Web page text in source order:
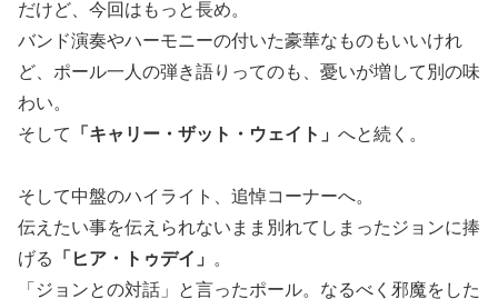
だけど、今回はもっと長め。
バンド演奏やハーモニーの付いた豪華なものもいいけれ
ど、ポール一人の弾き語りってのも、憂いが増して別の味
わい。
そして
「キャリー・ザット・ウェイト」 へと続く。
そして中盤のハイライト、追悼コーナーへ。
伝えたい事を伝えられないまま別れてしまったジョンに捧
げる
「ヒア・トゥデイ」 。
「ジョンとの対話」と言ったポール。なるべく邪魔をした